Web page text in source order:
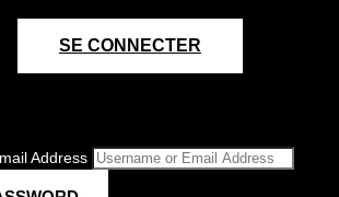
SE CONNECTER
Address